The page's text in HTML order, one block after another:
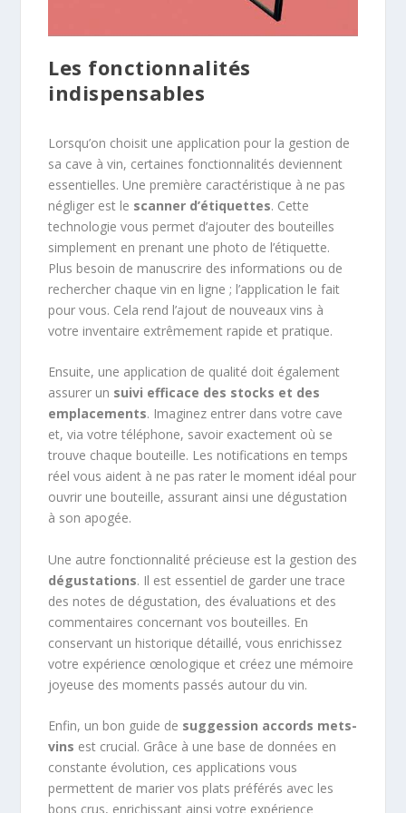
Les fonctionnalités
indispensables
Lorsqu’on choisit une application pour la gestion de
sa cave à vin, certaines fonctionnalités deviennent
essentielles. Une première caractéristique à ne pas
négliger est le scanner d’étiquettes. Cette
technologie vous permet d’ajouter des bouteilles
simplement en prenant une photo de l’étiquette.
Plus besoin de manuscrire des informations ou de
rechercher chaque vin en ligne ; l’application le fait
pour vous. Cela rend l’ajout de nouveaux vins à
votre inventaire extrêmement rapide et pratique.
Ensuite, une application de qualité doit également
assurer un suivi efficace des stocks et des
emplacements. Imaginez entrer dans votre cave
et, via votre téléphone, savoir exactement où se
trouve chaque bouteille. Les notifications en temps
réel vous aident à ne pas rater le moment idéal pour
ouvrir une bouteille, assurant ainsi une dégustation
à son apogée.
Une autre fonctionnalité précieuse est la gestion des
dégustations. Il est essentiel de garder une trace
des notes de dégustation, des évaluations et des
commentaires concernant vos bouteilles. En
conservant un historique détaillé, vous enrichissez
votre expérience œnologique et créez une mémoire
joyeuse des moments passés autour du vin.
Enfin, un bon guide de suggession accords mets-
vins est crucial. Grâce à une base de données en
constante évolution, ces applications vous
permettent de marier vos plats préférés avec les
bons crus, enrichissant ainsi votre expérience